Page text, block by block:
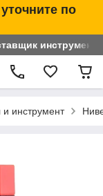
по
инструмент